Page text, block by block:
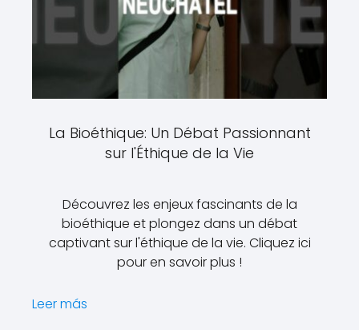
La Bioéthique: Un Débat Passionnant
sur l'Éthique de la Vie
Découvrez les enjeux fascinants de la
bioéthique et plongez dans un débat
captivant sur l'éthique de la vie. Cliquez ici
pour en savoir plus !
Leer más